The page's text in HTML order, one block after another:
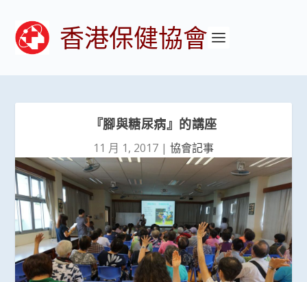
香港保健協會
『腳與糖尿病』的講座
11 月 1, 2017 | 協會記事